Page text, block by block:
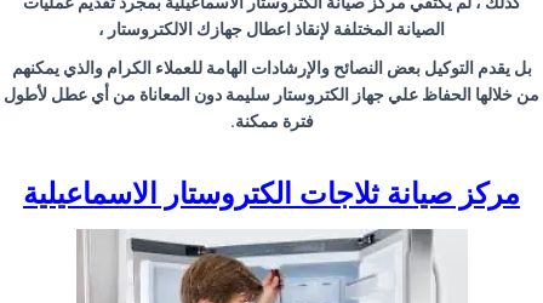
الصيانة المختلفة لإنقاذ اعطال جهازك الالكتروستار ،
بل يقدم التوكيل بعض النصائح والإرشادات الهامة للعملاء الكرام والذي يمكنهم
من خلالها الحفاظ علي جهاز الكتروستار سليمة دون المعاناة من أي عطل لأطول
فترة ممكنة.
مركز صيانة ثلاجات الكتروستار الاسماعيلية